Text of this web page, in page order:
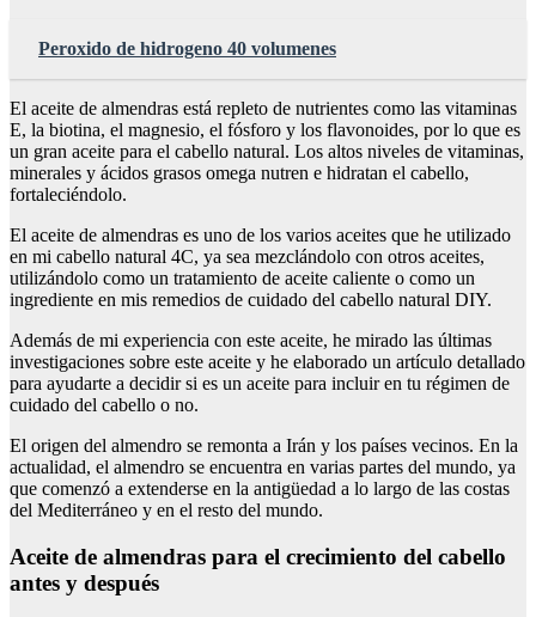
Peroxido de hidrogeno 40 volumenes
El aceite de almendras está repleto de nutrientes como las vitaminas
E, la biotina, el magnesio, el fósforo y los flavonoides, por lo que es
un gran aceite para el cabello natural. Los altos niveles de vitaminas,
minerales y ácidos grasos omega nutren e hidratan el cabello,
fortaleciéndolo.
El aceite de almendras es uno de los varios aceites que he utilizado
en mi cabello natural 4C, ya sea mezclándolo con otros aceites,
utilizándolo como un tratamiento de aceite caliente o como un
ingrediente en mis remedios de cuidado del cabello natural DIY.
Además de mi experiencia con este aceite, he mirado las últimas
investigaciones sobre este aceite y he elaborado un artículo detallado
para ayudarte a decidir si es un aceite para incluir en tu régimen de
cuidado del cabello o no.
El origen del almendro se remonta a Irán y los países vecinos. En la
actualidad, el almendro se encuentra en varias partes del mundo, ya
que comenzó a extenderse en la antigüedad a lo largo de las costas
del Mediterráneo y en el resto del mundo.
Aceite de almendras para el crecimiento del cabello
antes y después